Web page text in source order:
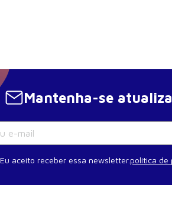
Mantenha-se
Eu aceito receber essa newsletter.política de